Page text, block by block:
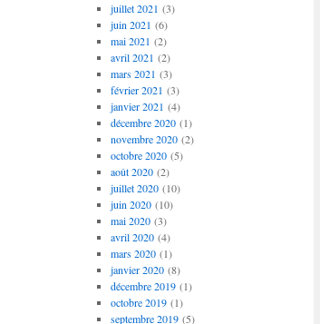
juillet 2021 (3)
juin 2021 (6)
mai 2021 (2)
avril 2021 (2)
mars 2021 (3)
février 2021 (3)
janvier 2021 (4)
décembre 2020(1)
novembre 2020(2)
octobre 2020(5)
août 2020(2)
juillet 2020(10)
juin 2020(10)
mai 2020(3)
avril 2020(4)
mars 2020(1)
janvier 2020(8)
décembre 2019(1)
octobre 2019(1)
septembre 2019(5)